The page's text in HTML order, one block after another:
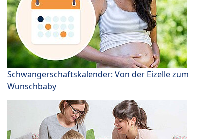
Schwangerschaftskalender: Von der Eizelle zum
Wunschbaby